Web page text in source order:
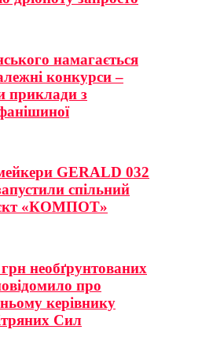
намагається
конкурси –
приклади з
GERALD 032
спільний
«КОМПОТ»
необґрунтованих
про
керівнику
Сил